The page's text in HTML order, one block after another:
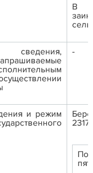
В
-
и режим